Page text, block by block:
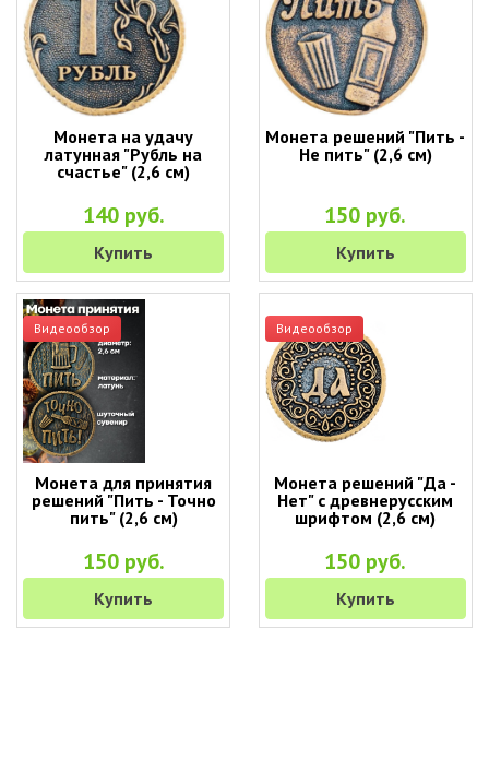
Монета на удачу
латунная "Рубль на
счастье" (2,6 см)
140 руб.
Купить
Монета решений "Пить -
Не пить" (2,6 см)
150 руб.
Купить
Видеообзор
Монета для принятия
решений "Пить - Точно
пить" (2,6 см)
150 руб.
Купить
Видеообзор
Монета решений "Да -
Нет" с древнерусским
шрифтом (2,6 см)
150 руб.
Купить